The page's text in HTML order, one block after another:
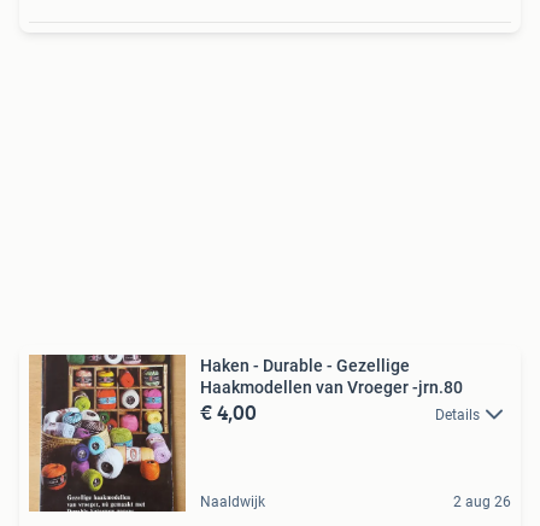
Haken - Durable - Gezellige
Haakmodellen van Vroeger -jrn.80
€ 4,00 Details
Naaldwijk 2 aug 26